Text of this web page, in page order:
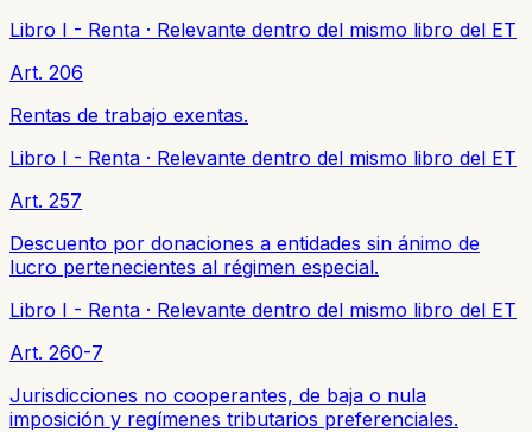
Libro I - Renta · Relevante dentro del mismo libro del ET
Art. 206
Rentas de trabajo exentas.
Libro I - Renta · Relevante dentro del mismo libro del ET
Art. 257
Descuento por donaciones a entidades sin ánimo de
lucro pertenecientes al régimen especial.
Libro I - Renta · Relevante dentro del mismo libro del ET
Art. 260-7
Jurisdicciones no cooperantes, de baja o nula
imposición y regímenes tributarios preferenciales.